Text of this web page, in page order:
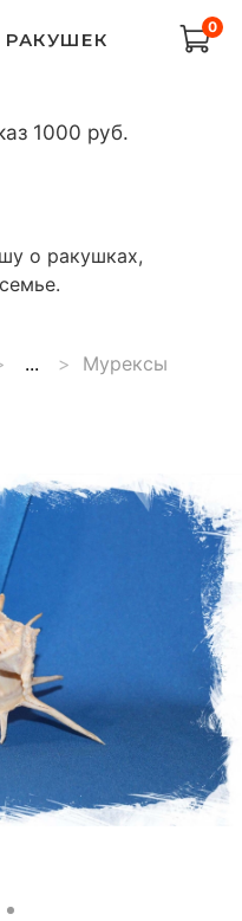
0
1000 руб.
о ракушках,
... Мурексы